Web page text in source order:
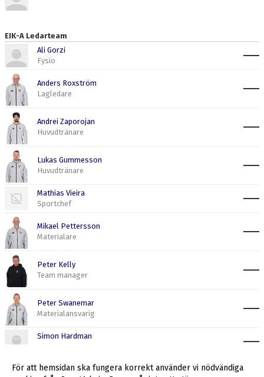
EIK-A Ledarteam
Ali Gorzi
Fysio
Anders Roxström
Lagledare
Andrei Zaporojan
Huvudtränare
Lukas Gummesson
Huvudtränare
Mathias Vieira
Sportchef
Mikael Pettersson
Materialare
Peter Kelly
Team manager
Peter Swanemar
Materialansvarig
Simon Hardman
Stig Näsström
För att hemsidan ska fungera korrekt använder vi nödvändiga